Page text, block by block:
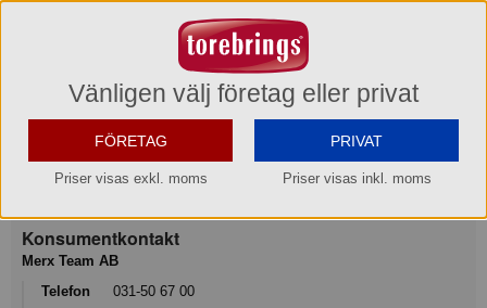
Droppkork i transparent plast.
Produktinformation
Varumärke
Konsumentkontakt
Merx Team AB
Telefon
031-50 67 00
Vänligen välj företag eller privat
FÖRETAG
Priser visas exkl. moms
PRIVAT
Priser visas inkl. moms